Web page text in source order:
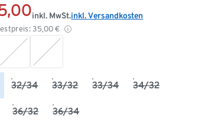
35,00 €
inkl. MwSt.inkl. Versandkosten
32/34 33/32 33/34 34/32
36/32 36/34